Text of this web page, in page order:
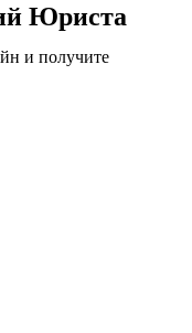
Юриста
и получите